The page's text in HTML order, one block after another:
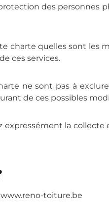
des personnes
charte quelles sont les
ces services.
ne sont pas à
de ces possibles
expressément la
toiture.be